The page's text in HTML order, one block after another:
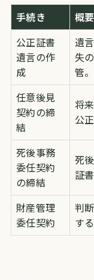
手続き
概要
公正証書
遺言の作
成
遺
失
管。
任意後見
契約の締
結
将
公
死後事務
委任契約
の締結
死
証
財産管理
委任契約
判
す